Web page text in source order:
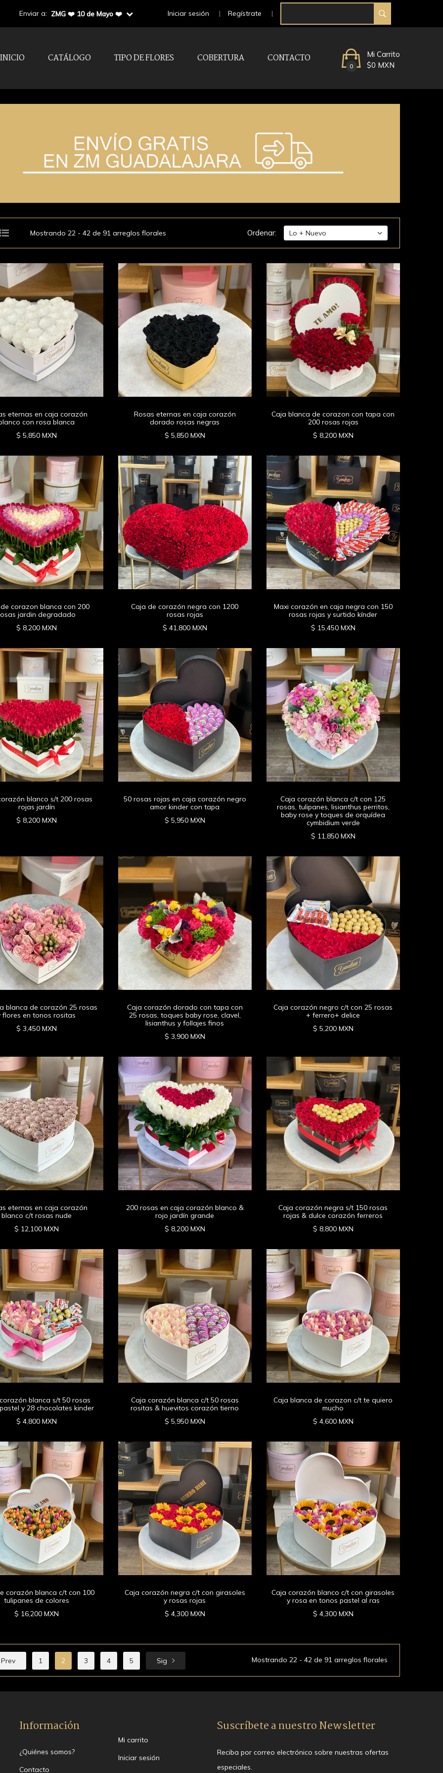
Enviar a: ZMG ❤️ 10 de Mayo ❤️ Iniciar sesión Regístrate
INICIO CATÁLOGO TIPO DE FLORES COBERTURA CONTACTO
0
Mi Carrito
$0 MXN
Mostrando 22 - 42 de 91 arreglos florales Ordenar:
eternas en caja corazón
con rosa blanca
$ 5,850 MXN
Rosas eternas en caja corazón
dorado rosas negras
$ 5,850 MXN
Caja blanca de corazon con tapa con
200 rosas rojas
$ 8,200 MXN
corazon blanca con 200
jardin degradado
$ 8,200 MXN
Caja de corazón negra con 1200
rosas rojas
$ 41,800 MXN
Maxi corazón en caja negra con 150
rosas rojas y surtido kínder
$ 15,450 MXN
blanco s/t 200 rosas
rojas jardín
$ 8,200 MXN
50 rosas rojas en caja corazón negro
amor kinder con tapa
$ 5,950 MXN
Caja corazón blanca c/t con 125
rosas, tulipanes, lisianthus perritos,
baby rose y toques de orquídea
cymbidium verde
$ 11,850 MXN
blanca de corazón 25 rosas
flores en tonos rositas
$ 3,450 MXN
Caja corazón dorado con tapa con
25 rosas, toques baby rose, clavel,
lisianthus y follajes finos
$ 3,900 MXN
Caja corazón negro c/t con 25 rosas
+ ferrero+ delice
$ 5,200 MXN
eternas en caja corazón
blanco c/t rosas nude
$ 12,100 MXN
200 rosas en caja corazón blanco &
rojo jardín grande
$ 8,200 MXN
Caja corazón negra s/t 150 rosas
rojas & dulce corazón ferreros
$ 8,800 MXN
blanca s/t 50 rosas
y 28 chocolates kinder
$ 4,800 MXN
Caja corazón blanca c/t 50 rosas
rositas & huevitos corazón tierno
$ 5,950 MXN
Caja blanca de corazon c/t te quiero
mucho
$ 4,600 MXN
corazón blanca c/t con 100
tulipanes de colores
$ 16,200 MXN
Caja corazón negra c/t con girasoles
y rosas rojas
$ 4,300 MXN
Caja corazón blanco c/t con girasoles
y rosa en tonos pastel al ras
$ 4,300 MXN
1 2 3 4 5 Sig Mostrando 22 - 42 de 91 arreglos florales
Información
¿Quiénes somos?
Contacto
Mi carrito
Iniciar sesión
Suscríbete a nuestro Newsletter
Reciba por correo electrónico sobre nuestras ofertas
especiales.